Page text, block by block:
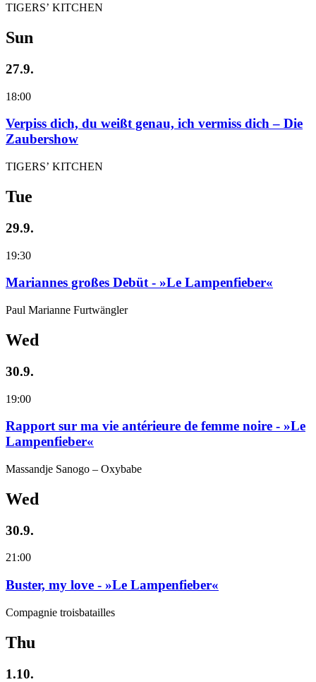
TIGERS’ KITCHEN
Sun
27.9.
18:00
Verpiss dich, du weißt genau, ich vermiss dich – Die
Zaubershow
TIGERS’ KITCHEN
Tue
29.9.
19:30
Mariannes großes Debüt - »Le Lampenfieber«
Paul Marianne Furtwängler
Wed
30.9.
19:00
Rapport sur ma vie antérieure de femme noire - »Le
Lampenfieber«
Massandje Sanogo – Oxybabe
Wed
30.9.
21:00
Buster, my love - »Le Lampenfieber«
Compagnie troisbatailles
Thu
1.10.